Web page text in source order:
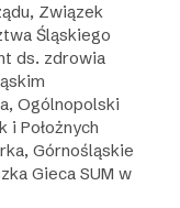
Związek
Śląskiego
ds. zdrowia
Ogólnopolski
i Położnych
Górnośląskie
Gieca SUM w